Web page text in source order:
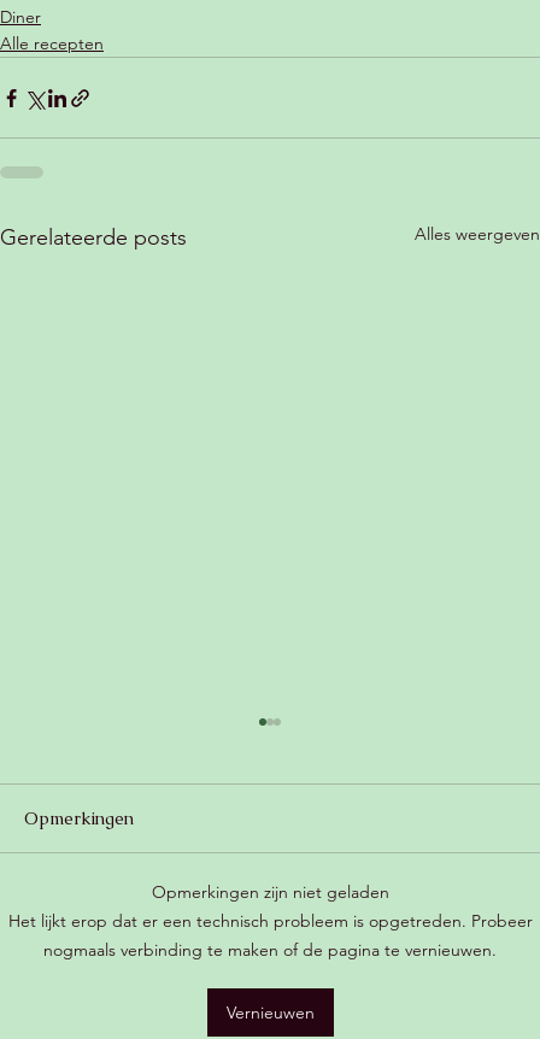
Diner
Alle recepten
Gerelateerde posts Alles weergeven
Romige champignonsoep met kokos
(zonder zuivel, vegan) 😍
Opmerkingen
Opmerkingen zijn niet geladen
Het lijkt erop dat er een technisch probleem is opgetreden. Probeer
nogmaals verbinding te maken of de pagina te vernieuwen.
Vernieuwen